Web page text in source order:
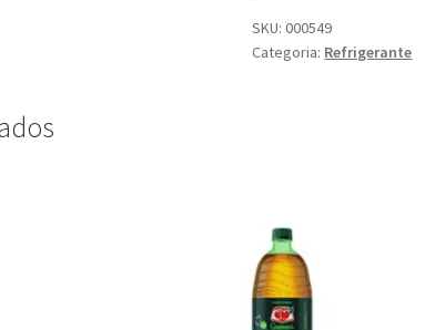
SKU:000549
Categoria: Refrigerante